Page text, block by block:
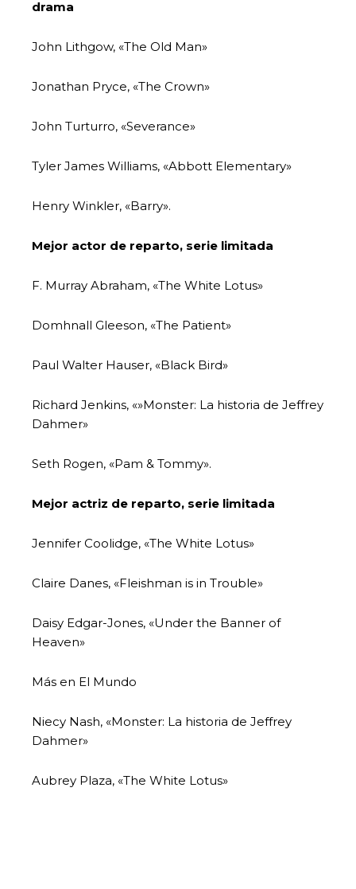
drama
John Lithgow, «The Old Man»
Jonathan Pryce, «The Crown»
John Turturro, «Severance»
Tyler James Williams, «Abbott Elementary»
Henry Winkler, «Barry».
Mejor actor de reparto, serie limitada
F. Murray Abraham, «The White Lotus»
Domhnall Gleeson, «The Patient»
Paul Walter Hauser, «Black Bird»
Richard Jenkins, «»Monster: La historia de Jeffrey
Dahmer»
Seth Rogen, «Pam & Tommy».
Mejor actriz de reparto, serie limitada
Jennifer Coolidge, «The White Lotus»
Claire Danes, «Fleishman is in Trouble»
Daisy Edgar-Jones, «Under the Banner of
Heaven»
Más en El Mundo
Niecy Nash, «Monster: La historia de Jeffrey
Dahmer»
Aubrey Plaza, «The White Lotus»